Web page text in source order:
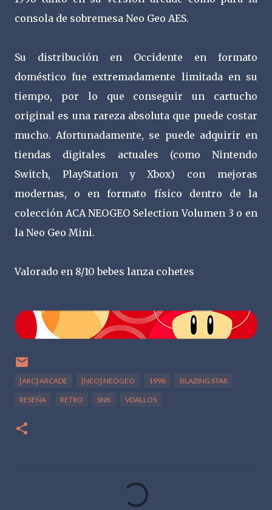
consola de sobremesa Neo Geo AES.
Su distribución en Occidente en formato
doméstico fue extremadamente limitada en su
tiempo, por lo que conseguir un cartucho
original es una rareza absoluta que puede costar
mucho. Afortunadamente, se puede adquirir en
tiendas digitales actuales (como Nintendo
Switch, PlayStation y Xbox) con mejoras
modernas, o en formato físico dentro de la
colección ACA NEOGEO Selection Volumen 3 o en
la Neo Geo Mini.
Valorado en 8/10 bebes lanza cohetes
[ARC] ARCADE [NEO] NEOGEO 1998 BLAZING STAR
RESEÑA RETRO SNK VDALLOS